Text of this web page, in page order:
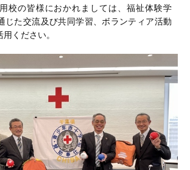
校の皆様におかれましては、福祉体験学
じた交流及び共同学習、ボランティア活動
ください。